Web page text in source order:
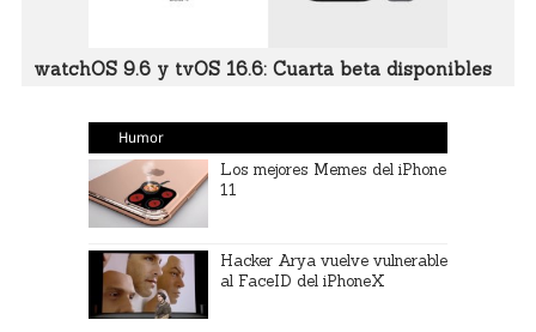
watchOS 9.6 y tvOS 16.6: Cuarta beta disponibles
Humor
Los mejores Memes del iPhone
11
Hacker Arya vuelve vulnerable
al FaceID del iPhoneX